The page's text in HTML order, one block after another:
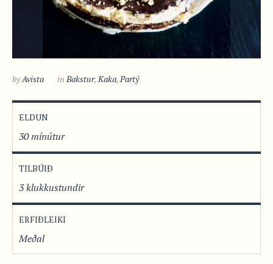
byAvista in Bakstur, Kaka, Partý
ELDUN
30 mínútur
TILBÚIÐ
3 klukkustundir
ERFIÐLEIKI
Meðal